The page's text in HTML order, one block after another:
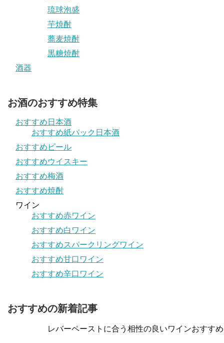
琉球泡盛
芋焼酎
蕎麦焼酎
黒糖焼酎
酒器
お酒のおすすめ特集
おすすめ日本酒
おすすめ紙パック日本酒
おすすめビール
おすすめウイスキー
おすすめ梅酒
おすすめ焼酎
ワイン
おすすめ赤ワイン
おすすめ白ワイン
おすすめスパークリングワイン
おすすめ甘口ワイン
おすすめ辛口ワイン
おすすめの新着記事
レバーペーストに合う相性の良いワインおすす